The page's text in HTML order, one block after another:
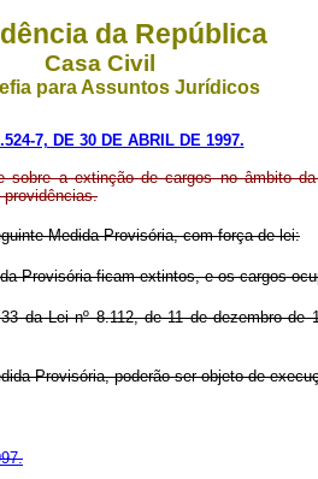
da República
Casa Civil
para Assuntos Jurídicos
7, DE 30 DE ABRIL DE 1997.
sobre a extinção de cargos no âmbito
providências.
Medida Provisória, com força de lei:
Provisória ficam extintos, e os cargos
Lei nº 8.112, de 11 de dezembro
Provisória, poderão ser objeto de